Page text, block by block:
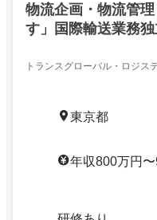
物流企画・物流管
す」国際輸送業務
トランスグローバル・ロジス
東京都
年収800万円